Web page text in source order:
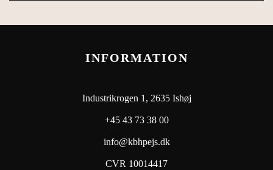
INFORMATION
Industrikrogen 1, 2635 Ishøj
+45 43 73 38 00
info@kbhpejs.dk
CVR 10014417